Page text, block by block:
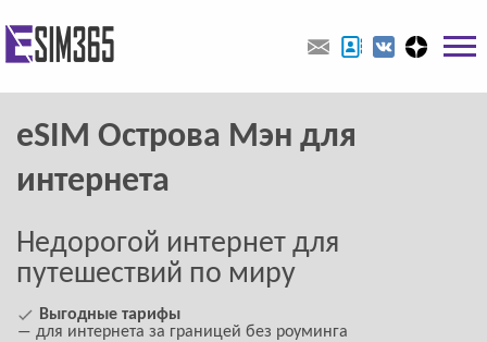
eSIM Острова Мэн для
интернета
Недорогой интернет для
путешествий по миру
Выгодные тарифы
― для интернета за границей без роуминга